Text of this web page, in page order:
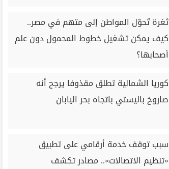
ثغرة تُحوّل المواطن إلى متهم في مصر..
كيف يمكن تشغيل خطوط المحمول دون علم
أصحابها؟
كوريا الشمالية تطلق مقذوفا يرجح أنه
صاروخ باليستي باتجاه بحر اليابان
سبب توقف خدمة أرقامي على تطبيق
«تنظيم الاتصالات».. مصادر تكشف